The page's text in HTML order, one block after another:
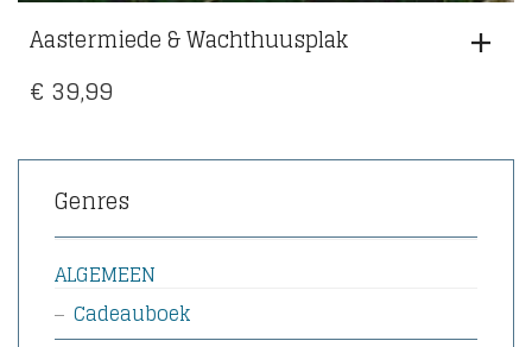
Aastermiede & Wachthuusplak
€ 39,99
Genres
ALGEMEEN
Cadeauboek